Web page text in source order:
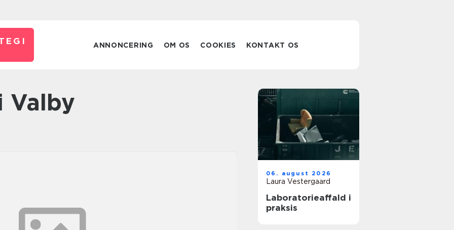
ANNONCERING OM OS COOKIES KONTAKT OS
Valby
06. august 2026
Laura Vestergaard
Laboratorieaffald i
praksis